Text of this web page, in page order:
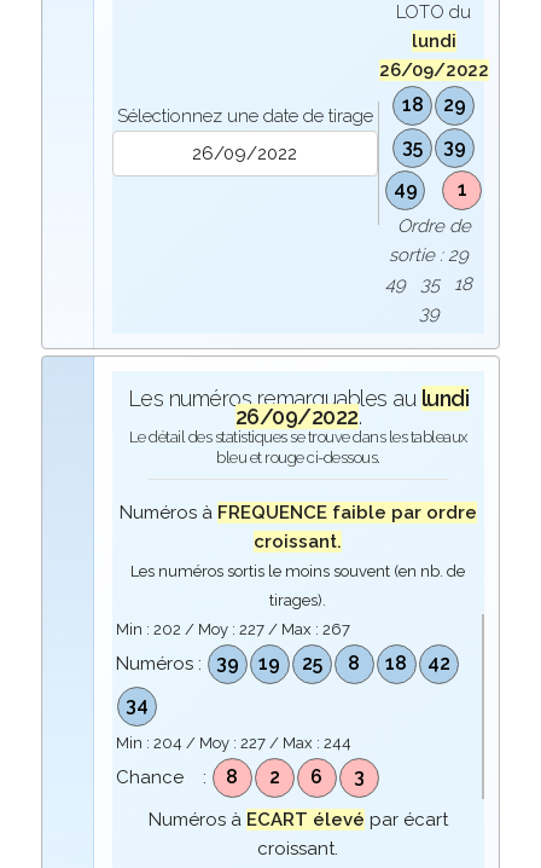
Sélectionnez une date de tirage
LOTO du
lundi
26/09/2022
18
29
35
39
49
1
Ordre de
sortie : 29
49 35 18
39
Les numéros remarquables au lundi
26/09/2022.
Le détail des statistiques se trouve dans les tableaux
bleu et rouge ci-dessous.
Numéros à FREQUENCE faible par ordre
croissant.
Les numéros sortis le moins souvent (en nb. de
tirages).
Min : 202 / Moy : 227/ Max : 267
Numéros : 39 19 25 8 18
42
34
Min : 204 / Moy : 227/ Max : 244
Chance : 8 2 6 3
Numéros à ECART élevé par écart
croissant.